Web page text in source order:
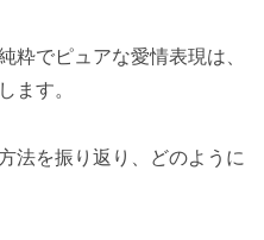
粋でピュアな愛情表現は、
ます。
法を振り返り、どのように